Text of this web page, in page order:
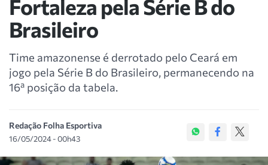
Fortaleza pela Série B do
Brasileiro
Time amazonense é derrotado pelo Ceará em
jogo pela Série B do Brasileiro, permanecendo na
16ª posição da tabela.
Redação Folha Esportiva
16/05/2024 - 00h43